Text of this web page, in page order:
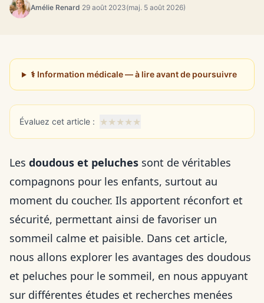
Amélie Renard·29 août 2023(maj. 5 août 2026)
⚕️ Information médicale — à lire avant de poursuivre
Évaluez cet article : ★★★★★
Les doudous et peluches sont de véritables
compagnons pour les enfants, surtout au
moment du coucher. Ils apportent réconfort et
sécurité, permettant ainsi de favoriser un
sommeil calme et paisible. Dans cet article,
nous allons explorer les avantages des doudous
et peluches pour le sommeil, en nous appuyant
sur différentes études et recherches menées